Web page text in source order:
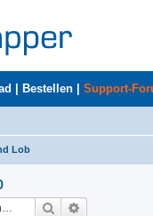
Bestellen Support-
Lob
Suche